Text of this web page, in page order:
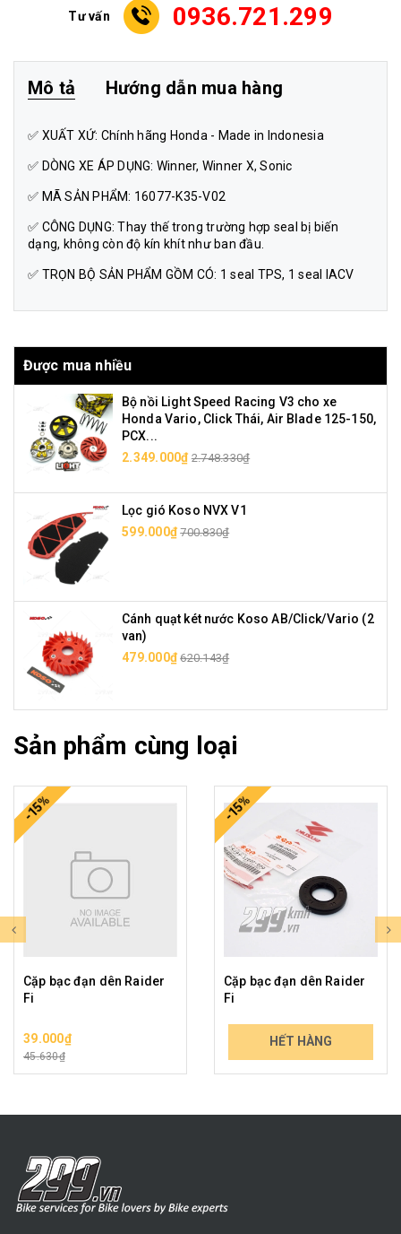
Tư vấn 0936.721.299
Mô tả Hướng dẫn mua hàng
✅ XUẤT XỨ: Chính hãng Honda - Made in Indonesia
✅ DÒNG XE ÁP DỤNG: Winner, Winner X, Sonic
✅ MÃ SẢN PHẨM: 16077-K35-V02
✅ CÔNG DỤNG: Thay thế trong trường hợp seal bị biến
dạng, không còn độ kín khít như ban đầu.
✅ TRỌN BỘ SẢN PHẨM GỒM CÓ: 1 seal TPS, 1 seal IACV
Được mua nhiều
Bộ nồi Light Speed Racing V3 cho xe
Honda Vario, Click Thái, Air Blade 125-150,
PCX...
2.349.000₫ 2.748.330₫
Lọc gió Koso NVX V1
599.000₫ 700.830₫
Cánh quạt két nước Koso AB/Click/Vario (2
van)
479.000₫ 620.143₫
Sản phẩm cùng loại
-15%
Cặp bạc đạn dên Raider
Fi
39.000₫
45.630₫
-15%
Cặp bạc đạn dên Raider
Fi
79.000₫HẾT HÀNG